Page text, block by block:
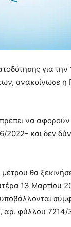
για
ανακοίνωσε η
να αφορούν
και δεν
θα
13 Μαρτίου
αρ. φύλλου 7214/